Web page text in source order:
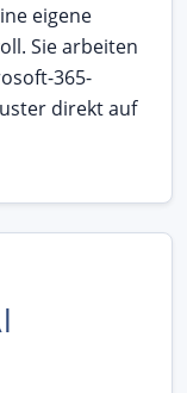
eigene
Sie arbeiten
365-
direkt auf